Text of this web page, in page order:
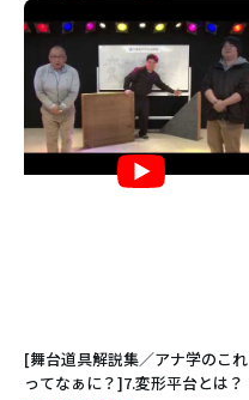
[舞台道具解説集／アナ学のこれ
ってなぁに？]7.変形平台とは？